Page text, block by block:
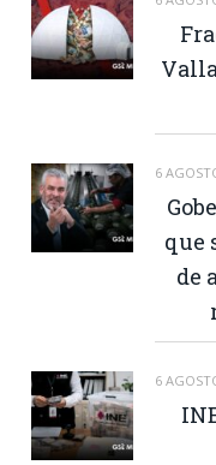
6
que
de
6